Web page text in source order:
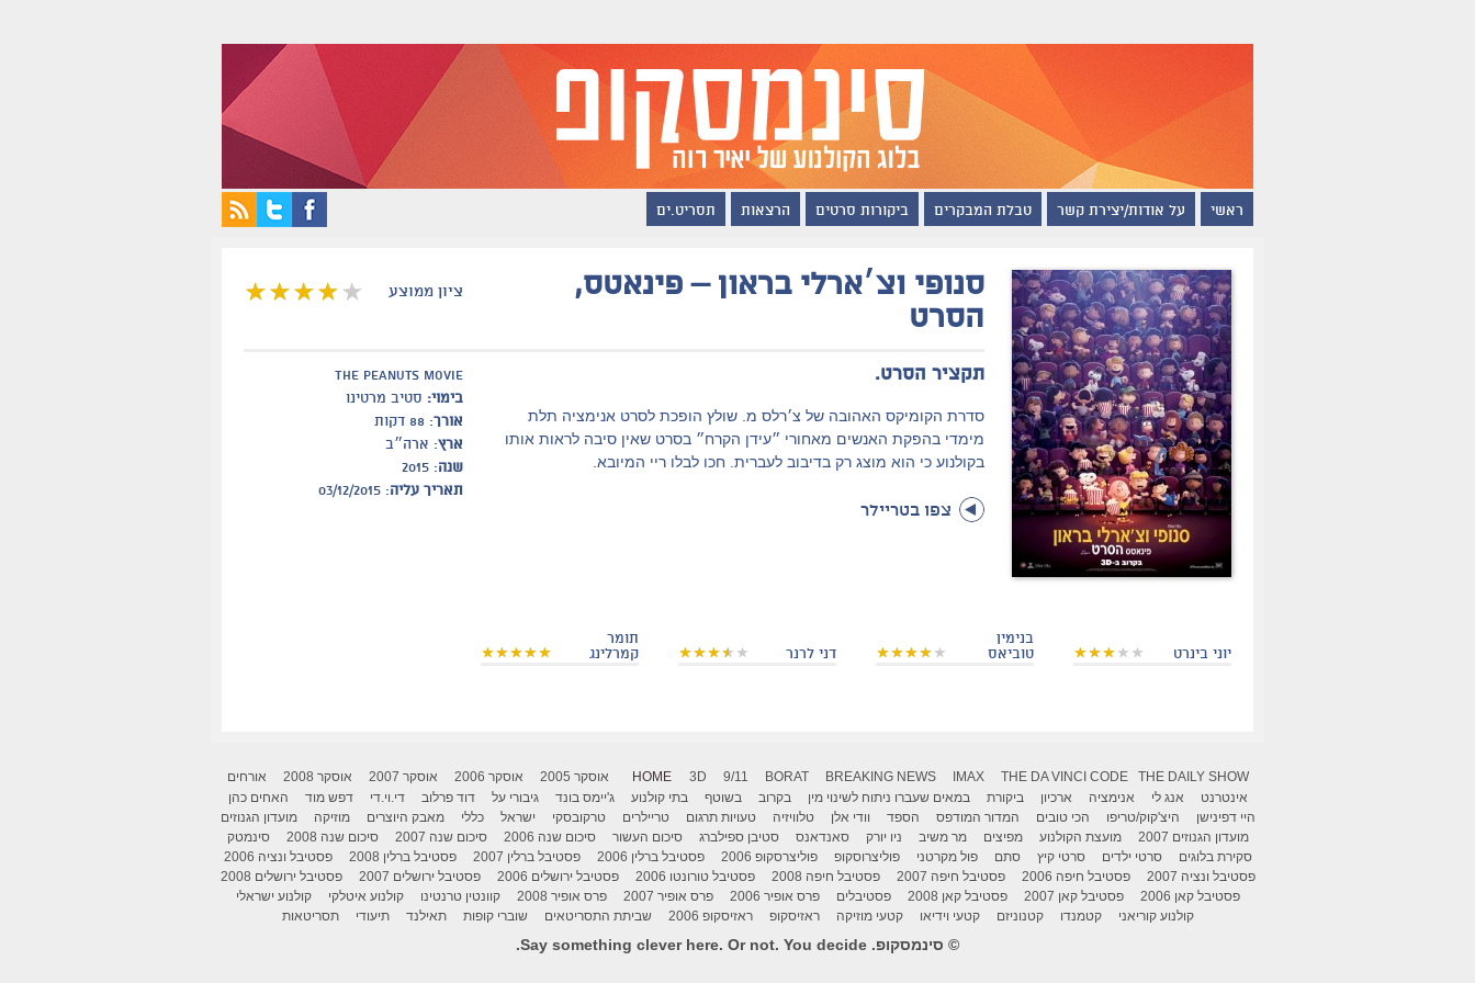
ראשי על אודות/יצירת קשר טבלת המבקרים ביקורות סרטים הרצאות תסריט.ים
ציון ממוצע
סנופי וצ׳ארלי בראון – פינאטס,
הסרט
The Peanuts Movie
בימוי: סטיב מרטינו
אורך: 88 דקות
ארץ: ארה״ב
שנה: 2015
תאריך עליה: 03/12/2015
תקציר הסרט.
סדרת הקומיקס האהובה של צ׳רלס מ. שולץ הופכת לסרט אנימציה תלת
מימדי בהפקת האנשים מאחורי ״עידן הקרח״ בסרט שאין סיבה לראות אותו
בקולנוע כי הוא מוצג רק בדיבוב לעברית. חכו לבלו ריי המיובא.
צפו בטריילר
יוני בינרט
בנימין
טוביאס
דני לרנר
תומר
קמרלינג
HOME 3D 9/11 BORAT BREAKING NEWS IMAX THE DA VINCI CODE THE DAILY SHOW אוסקר 2005 אוסקר 2006 אוסקר 2007 אוסקר 2008
אורחים
אינטרנט
אנג לי אנימציה ארכיון ביקורת במאים שעברו ניתוח לשינוי מין בקרוב בשוטף בתי קולנוע ג'יימס בונד גיבורי על דוד פרלוב די.וי.די דפש מוד
האחים כהן
היי דפינישן
היצ'קוק/טריפו הכי טובים המדור המודפס הספד וודי אלן טלוויזיה טעויות תרגום טריילרים טרקובסקי ישראל כללי מאבק היוצרים מוזיקה
מועדון הגנוזים
מועדון הגנוזים 2007
מועצת הקולנוע מפיצים מר משיב ניו יורק סאנדאנס סטיבן ספילברג סיכום העשור סיכום שנה 2006 סיכום שנה 2007 סיכום שנה 2008
סינמטק
סקירת בלוגים
סרטי ילדים סרטי קיץ סתם פול מקרטני פוליצרוסקופ פוליצרסקופ 2006 פסטיבל ברלין 2006 פסטיבל ברלין 2007 פסטיבל ברלין 2008
פסטיבל ונציה 2006
פסטיבל ונציה 2007
פסטיבל חיפה 2006 פסטיבל חיפה 2007 פסטיבל חיפה 2008 פסטיבל טורונטו 2006 פסטיבל ירושלים 2006 פסטיבל ירושלים 2007
פסטיבל ירושלים 2008
פסטיבל קאן 2006
פסטיבל קאן 2007 פסטיבל קאן 2008 פסטיבלים פרס אופיר 2006 פרס אופיר 2007 פרס אופיר 2008 קוונטין טרנטינו קולנוע איטלקי
קולנוע ישראלי
קולנוע קוריאני
קטמנדו קטנוניזם קטעי וידיאו קטעי מוזיקה ראזיסקופ ראזיסקופ 2006 שביתת התסריטאים שוברי קופות תאילנד תיעודי תסריטאות
© סינמסקופ. Say something clever here. Or not. You decide.